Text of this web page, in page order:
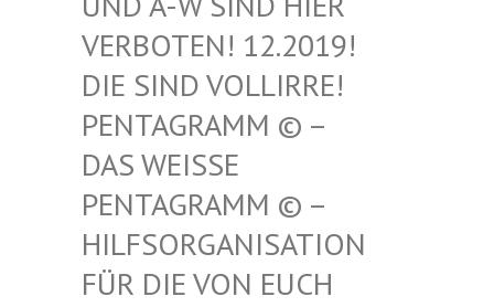
BOTEN! 12.2019! DIE
SIND VOLLIRRE! PEN
TAGRAMM © – DAS
WEISSE PENT
AGRAMM © – HILF
SORGANISATION FÜR
DIE VON EUCH ERWÄ